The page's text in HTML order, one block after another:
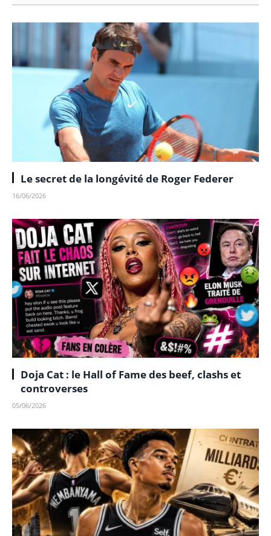
Le secret de la longévité de Roger Federer
16/06/2026
Doja Cat : le Hall of Fame des beef, clashs et
controverses
05/06/2026